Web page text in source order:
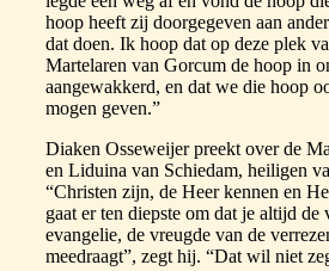
hoop heeft zij doorgegeven aan
dat doen. Ik hoop dat op deze plek
Martelaren van Gorcum de hoop in
aangewakkerd, en dat we die hoop
mogen geven.”
Diaken Osseweijer preekt over de
en Liduina van Schiedam, heiligen
“Christen zijn, de Heer kennen en
gaat er ten diepste om dat je altijd de
evangelie, de vreugde van de
meedraagt”, zegt hij. “Dat wil niet